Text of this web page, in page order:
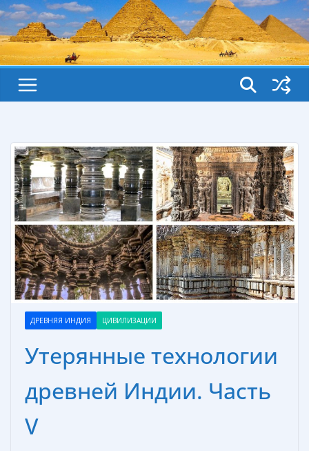
ДРЕВНЯЯ ИНДИЯ ЦИВИЛИЗАЦИИ
Утерянные технологии
древней Индии. Часть
V